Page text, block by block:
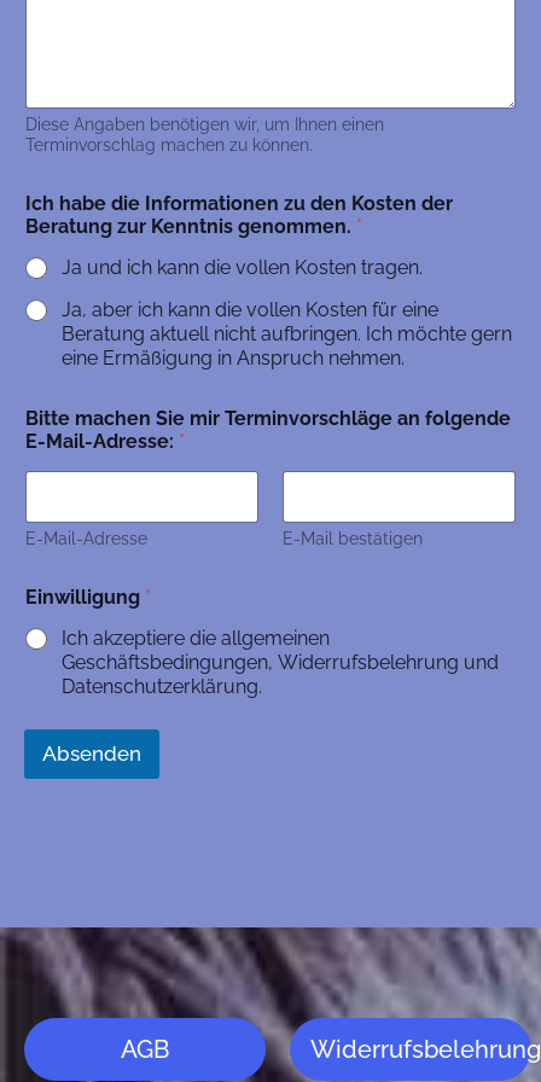
Diese Angaben benötigen wir, um Ihnen einen
Terminvorschlag machen zu können.
Ich habe die Informationen zu den Kosten der
Beratung zur Kenntnis genommen. *
Ja und ich kann die vollen Kosten tragen.
Ja, aber ich kann die vollen Kosten für eine
Beratung aktuell nicht aufbringen. Ich möchte gern
eine Ermäßigung in Anspruch nehmen.
Bitte machen Sie mir Terminvorschläge an folgende
E-Mail-Adresse: *
E-Mail-Adresse E-Mail bestätigen
Einwilligung *
Ich akzeptiere die allgemeinen
Geschäftsbedingungen, Widerrufsbelehrung und
Datenschutzerklärung.
Absenden
r
a
t
AGB Widerrufsbelehrung